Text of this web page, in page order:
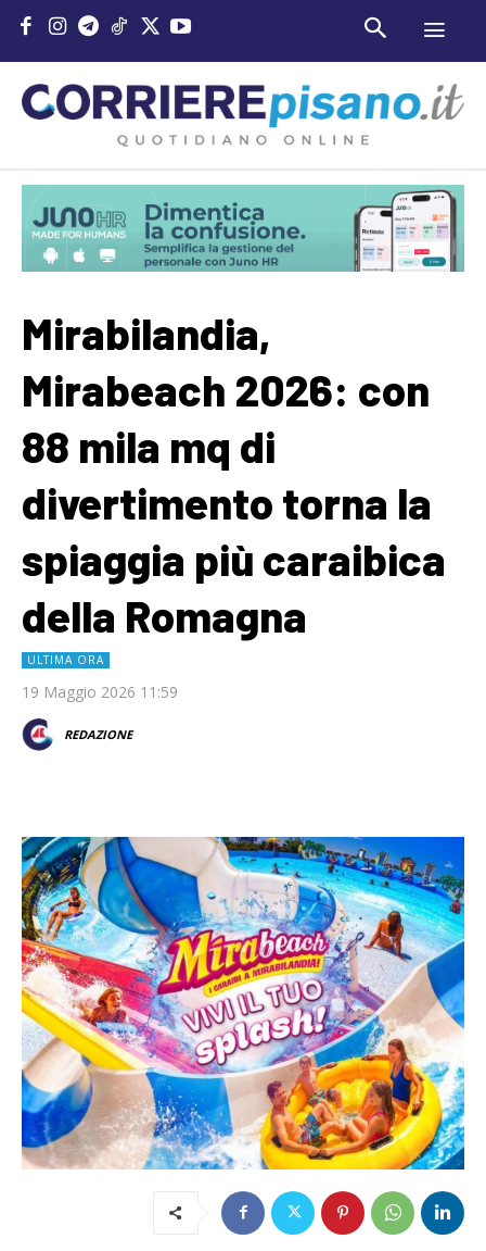
Mirabilandia,
Mirabeach 2026: con
88 mila mq di
divertimento torna la
spiaggia più caraibica
della Romagna
ULTIMA ORA
19 Maggio 2026 11:59
REDAZIONE